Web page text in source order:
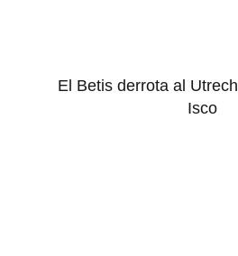
El Betis derrota al
Isco